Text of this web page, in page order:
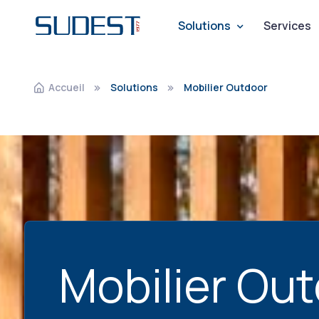
Navigation
Solutions Services
Accueil Solutions Mobilier Outdoor
Mobilier